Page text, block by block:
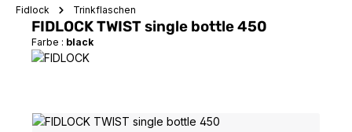
Fidlock Trinkflaschen
FIDLOCK TWIST single bottle 450
Farbe : black
Bildergalerie überspringen